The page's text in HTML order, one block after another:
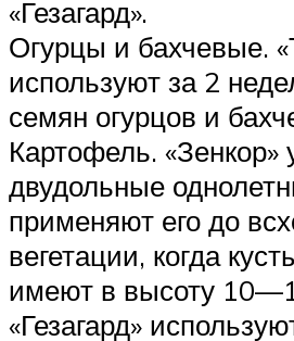
«Гезагард».
Огурцы и бахчевые.
используют за 2
семян огурцов и
Картофель. «Зенкор»
двудольные
применяют его до
вегетации, когда
имеют в высоту
«Гезагард»